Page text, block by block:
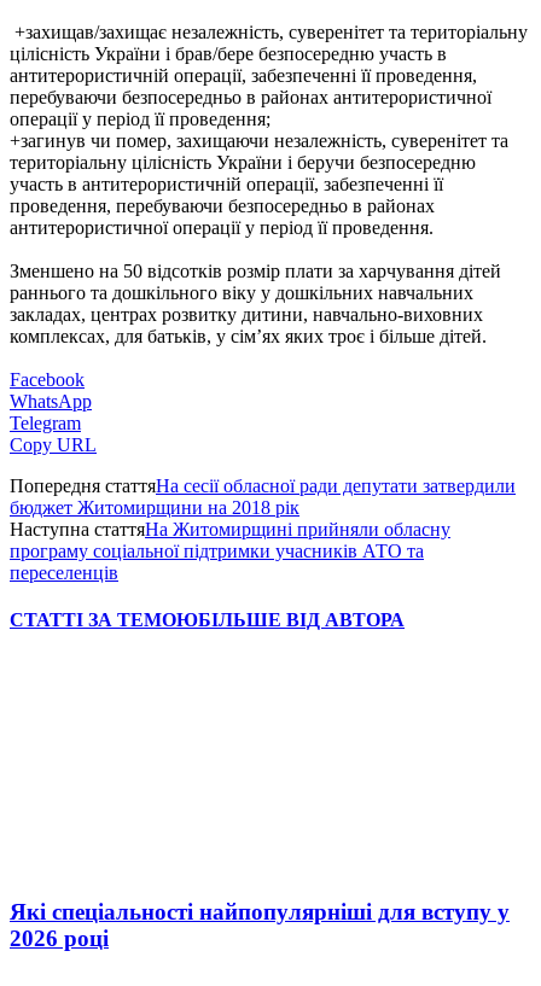
+захищав/захищає незалежність, суверенітет та територіальну
цілісність України і брав/бере безпосередню участь в
антитерористичній операції, забезпеченні її проведення,
перебуваючи безпосередньо в районах антитерористичної
операції у період її проведення;
+загинув чи помер, захищаючи незалежність, суверенітет та
територіальну цілісність України і беручи безпосередню
участь в антитерористичній операції, забезпеченні її
проведення, перебуваючи безпосередньо в районах
антитерористичної операції у період її проведення.
Зменшено на 50 відсотків розмір плати за харчування дітей
раннього та дошкільного віку у дошкільних навчальних
закладах, центрах розвитку дитини, навчально-виховних
комплексах, для батьків, у сім’ях яких троє і більше дітей.
Facebook
WhatsApp
Telegram
Copy URL
Попередня статтяНа сесії обласної ради депутати затвердили
бюджет Житомирщини на 2018 рік
Наступна статтяНа Житомирщині прийняли обласну
програму соціальної підтримки учасників АТО та
переселенців
СТАТТІ ЗА ТЕМОЮБІЛЬШЕ ВІД АВТОРА
Які спеціальності найпопулярніші для вступу у
2026 році